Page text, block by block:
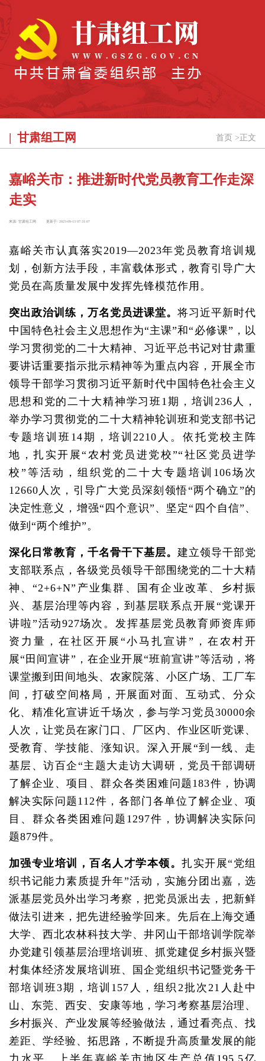
甘肃组工网 首页 > 正文
嘉峪关市：推进新时代党员教育工作走深
走实
来源: 甘肃组工网 更新于: 2023-09-13 07:31:07
嘉峪关市认真落实2019—2023年党员教育培训规
划，创新方法手段，丰富载体形式，教育引导广大
党员在高质量发展中发挥先锋模范作用。
突出政治训练，万名党员进课堂。 将习近平新时代
中国特色社会主义思想作为“主课”和“必修课”，以
学习贯彻党的二十大精神、习近平总书记对甘肃重
要讲话重要指示批示精神等为重点内容，开展全市
领导干部学习贯彻习近平新时代中国特色社会主义
思想和党的二十大精神学习班1期，培训236人，
举办学习贯彻党的二十大精神轮训班和党支部书记
专题培训班14期，培训2210人。依托党校主阵
地，扎实开展“农村党员进党校”“社区党员进学
校”等活动，组织党的二十大专题培训106场次
12660人次，引导广大党员深刻领悟“两个确立”的
决定性意义，增强“四个意识”、坚定“四个自信”、
做到“两个维护”。
深化日常教育，千名骨干下基层。 建立领导干部党
支部联系点，各级党员领导干部围绕党的二十大精
神、“2+6+N”产业集群、国有企业改革、乡村振
兴、基层治理等内容，到基层联系点开展“党课开
讲啦”活动927场次。发挥基层党员教育师资库师
资力量，在社区开展“小马扎宣讲”，在农村开
展“田间宣讲”，在企业开展“班前宣讲”等活动，将
课堂搬到田间地头、农家院落、小区广场、工厂车
间，打破空间格局，开展面对面、互动式、分众
化、精准化宣讲近千场次，参与学习党员30000余
人次，让党员在家门口、厂区内、作业区听党课、
受教育、学技能、涨知识。深入开展“到一线、走
基层、访百企“主题大走访大调研，党员干部调研
了解企业、项目、群众各类困难问题183件，协调
解决实际问题112件，各部门各单位了解企业、项
目、群众各类困难问题1297件，协调解决实际问
题879件。
加强专业培训，百名人才学本领。扎实开展“党组
织书记能力素质提升年”活动，实施分团出嘉，选
派基层党员外出学习考察，把党员派出去，把新鲜
做法引进来，把先进经验学回来。先后在上海交通
大学、西北农林科技大学、井冈山干部培训学院举
办党建引领基层治理培训班、抓党建促乡村振兴暨
村集体经济发展培训班、国企党组织书记暨党务干
部培训班3期，培训157人，组织2批次21人赴中
山、东莞、西安、安康等地，学习考察基层治理、
乡村振兴、产业发展等经验做法，通过看亮点、找
差距、学经验、拓思路，不断提升高质量发展的能
力水平。上半年嘉峪关市地区生产总值195.5亿